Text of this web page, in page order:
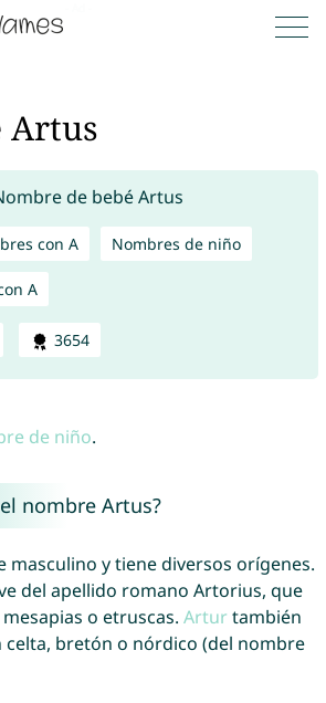
Artus
con A Nombres de niño
A
3654
de niño.
nombre Artus?
masculino y tiene diversos orígenes.
del apellido romano Artorius, que
o etruscas. Arturtambién
bretón o nórdico (del nombre